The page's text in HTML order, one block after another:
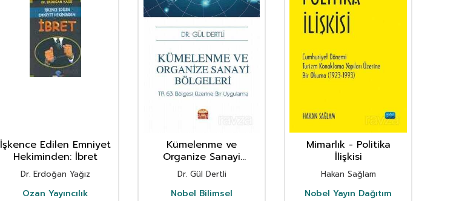
İşkence Edilen Emniyet
Hekiminden: İbret
Dr. Erdoğan Yağız
Ozan Yayıncılık
Kümelenme ve
Organize Sanayi
Bölgeleri: TR 63 Bölgesi
Üzerine Bir Uygulama
Dr. Gül Dertli
Nobel Bilimsel
Mimarlık - Politika
İlişkisi
Hakan Sağlam
Nobel Yayın Dağıtım